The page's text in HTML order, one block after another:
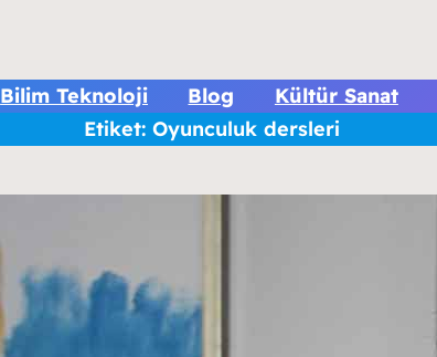
Bilim Teknoloji Blog Kültür Sanat
Etiket: Oyunculuk dersleri